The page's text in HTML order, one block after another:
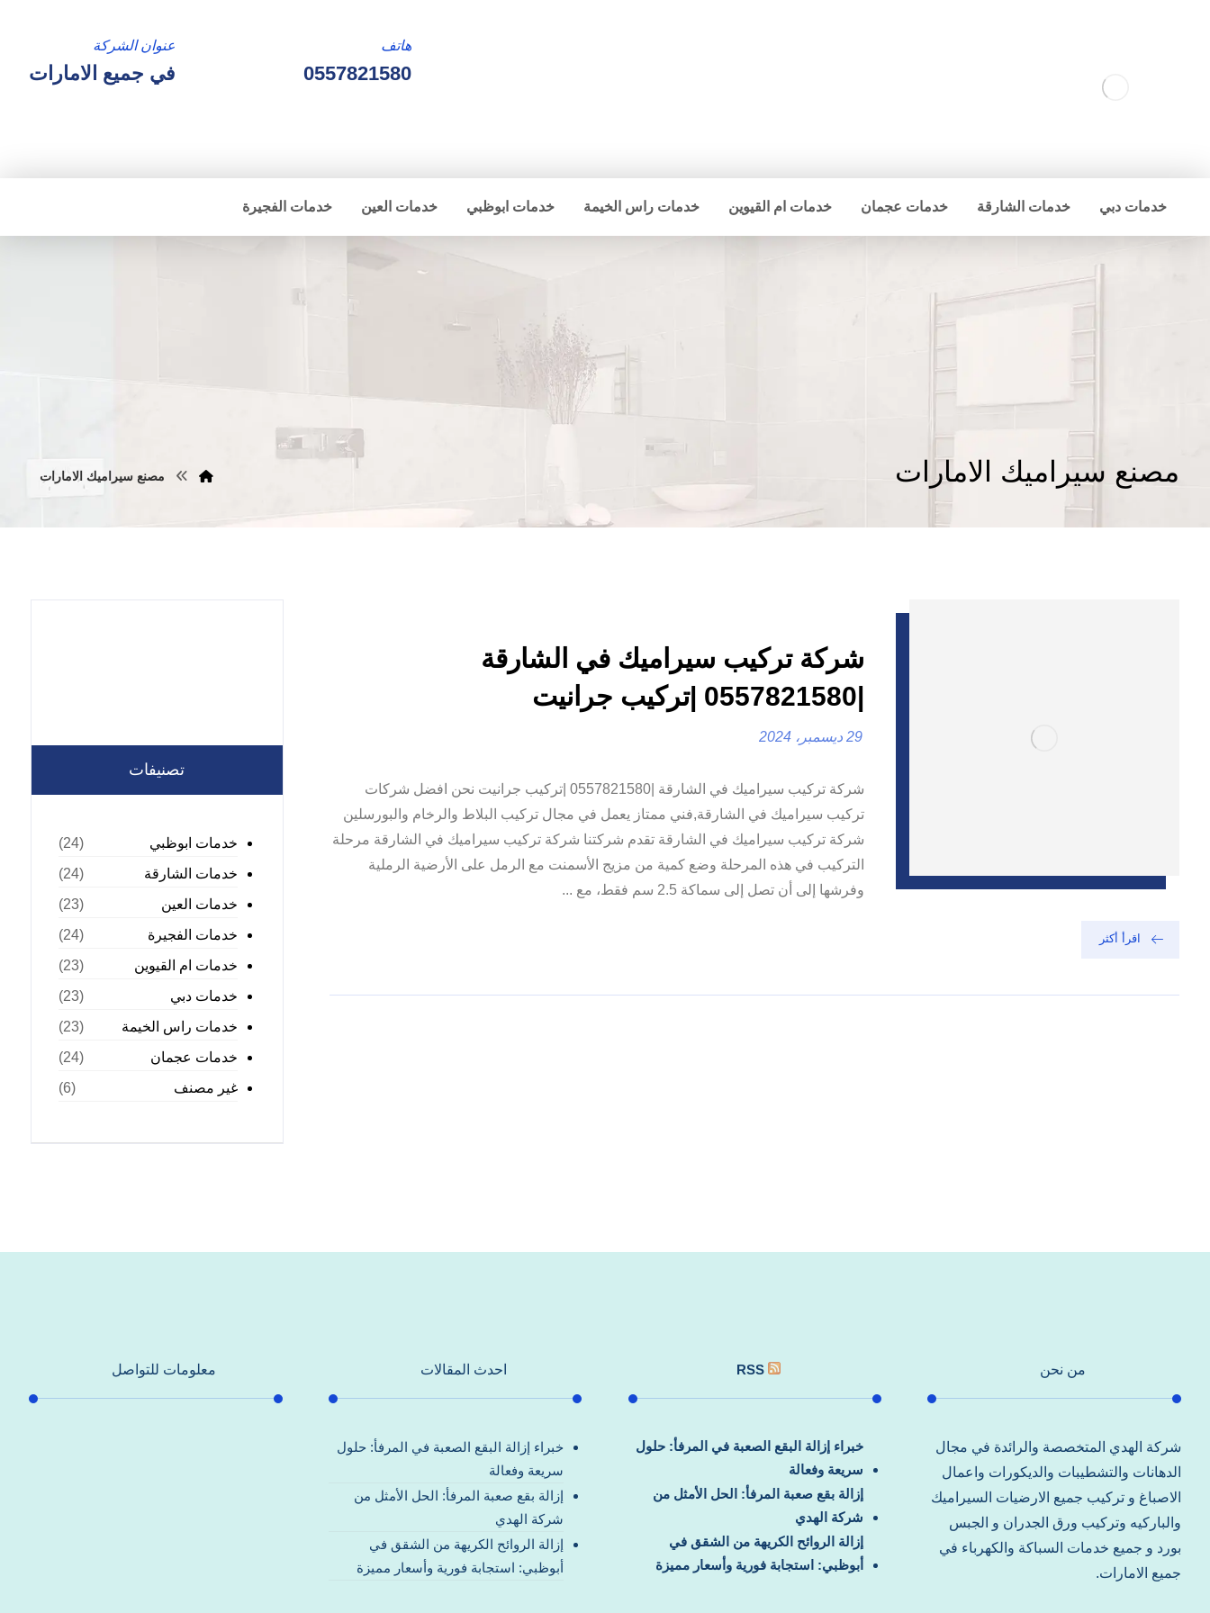
عنوان الشركة
في جميع الامارات
هاتف
0557821580
خدمات دبي خدمات الشارقة خدمات عجمان خدمات ام القيوين خدمات راس الخيمة خدمات ابوظبي خدمات العين خدمات الفجيرة
مصنع سيراميك الامارات مصنع سيراميك الامارات
شركة تركيب سيراميك في الشارقة
|0557821580 |تركيب جرانيت
29 ديسمبر، 2024
شركة تركيب سيراميك في الشارقة |0557821580 |تركيب جرانيت نحن افضل شركات
تركيب سيراميك في الشارقة,فني ممتاز يعمل في مجال تركيب البلاط والرخام والبورسلين
شركة تركيب سيراميك في الشارقة تقدم شركتنا شركة تركيب سيراميك في الشارقة مرحلة
التركيب في هذه المرحلة وضع كمية من مزيج الأسمنت مع الرمل على الأرضية الرملية
وفرشها إلى أن تصل إلى سماكة 2.5 سم فقط، مع ...
اقرأ أكثر
تصنيفات
خدمات ابوظبي
(24)
خدمات الشارقة
(24)
خدمات العين
(23)
خدمات الفجيرة
(24)
خدمات ام القيوين
(23)
خدمات دبي
(23)
خدمات راس الخيمة
(23)
خدمات عجمان
(24)
غير مصنف
(6)
من نحن
شركة الهدي المتخصصة والرائدة في مجال
الدهانات والتشطيبات والديكورات واعمال
الاصباغ و تركيب جميع الارضيات السيراميك
والباركيه وتركيب ورق الجدران و الجبس
بورد و جميع خدمات السباكة والكهرباء في
جميع الامارات.
RSS
خبراء إزالة البقع الصعبة في المرفأ: حلول
سريعة وفعالة
إزالة بقع صعبة المرفأ: الحل الأمثل من
شركة الهدي
إزالة الروائح الكريهة من الشقق في
أبوظبي: استجابة فورية وأسعار مميزة
احدث المقالات
خبراء إزالة البقع الصعبة في المرفأ: حلول
سريعة وفعالة
إزالة بقع صعبة المرفأ: الحل الأمثل من
شركة الهدي
إزالة الروائح الكريهة من الشقق في
أبوظبي: استجابة فورية وأسعار مميزة
معلومات للتواصل